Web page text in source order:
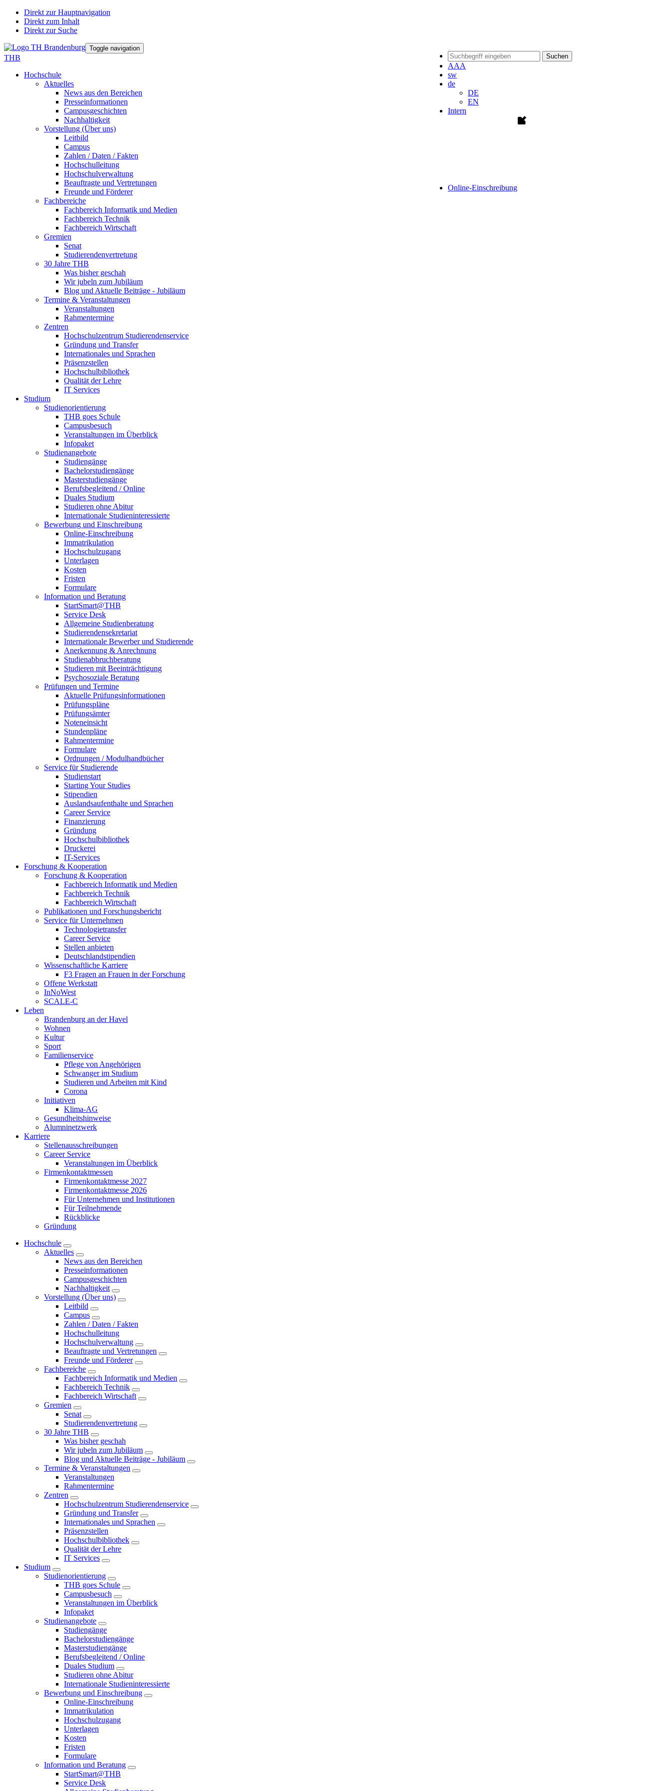
Direkt zur Hauptnavigation
Direkt zum Inhalt
Direkt zur Suche
Suchen
AAA
sw
de
DE
EN
Intern
Online-Einschreibung
Toggle navigation
THB
Hochschule
Aktuelles
News aus den Bereichen
Presseinformationen
Campusgeschichten
Nachhaltigkeit
Vorstellung (Über uns)
Leitbild
Campus
Zahlen / Daten / Fakten
Hochschulleitung
Hochschulverwaltung
Beauftragte und Vertretungen
Freunde und Förderer
Fachbereiche
Fachbereich Informatik und Medien
Fachbereich Technik
Fachbereich Wirtschaft
Gremien
Senat
Studierendenvertretung
30 Jahre THB
Was bisher geschah
Wir jubeln zum Jubiläum
Blog und Aktuelle Beiträge - Jubiläum
Termine & Veranstaltungen
Veranstaltungen
Rahmentermine
Zentren
Hochschulzentrum Studierendenservice
Gründung und Transfer
Internationales und Sprachen
Präsenzstellen
Hochschulbibliothek
Qualität der Lehre
IT Services
Studium
Studienorientierung
THB goes Schule
Campusbesuch
Veranstaltungen im Überblick
Infopaket
Studienangebote
Studiengänge
Bachelorstudiengänge
Masterstudiengänge
Berufsbegleitend / Online
Duales Studium
Studieren ohne Abitur
Internationale Studieninteressierte
Bewerbung und Einschreibung
Online-Einschreibung
Immatrikulation
Hochschulzugang
Unterlagen
Kosten
Fristen
Formulare
Information und Beratung
StartSmart@THB
Service Desk
Allgemeine Studienberatung
Studierendensekretariat
Internationale Bewerber und Studierende
Anerkennung & Anrechnung
Studienabbruchberatung
Studieren mit Beeinträchtigung
Psychosoziale Beratung
Prüfungen und Termine
Aktuelle Prüfungsinformationen
Prüfungspläne
Prüfungsämter
Noteneinsicht
Stundenpläne
Rahmentermine
Formulare
Ordnungen / Modulhandbücher
Service für Studierende
Studienstart
Starting Your Studies
Stipendien
Auslandsaufenthalte und Sprachen
Career Service
Finanzierung
Gründung
Hochschulbibliothek
Druckerei
IT-Services
Forschung & Kooperation
Forschung & Kooperation
Fachbereich Informatik und Medien
Fachbereich Technik
Fachbereich Wirtschaft
Publikationen und Forschungsbericht
Service für Unternehmen
Technologietransfer
Career Service
Stellen anbieten
Deutschlandstipendien
Wissenschaftliche Karriere
F3 Fragen an Frauen in der Forschung
Offene Werkstatt
InNoWest
SCALE-C
Leben
Brandenburg an der Havel
Wohnen
Kultur
Sport
Familienservice
Pflege von Angehörigen
Schwanger im Studium
Studieren und Arbeiten mit Kind
Corona
Initiativen
Klima-AG
Gesundheitshinweise
Alumninetzwerk
Karriere
Stellenausschreibungen
Career Service
Veranstaltungen im Überblick
Firmenkontaktmessen
Firmenkontaktmesse 2027
Firmenkontaktmesse 2026
Für Unternehmen und Institutionen
Für Teilnehmende
Rückblicke
Gründung
Hochschule
Aktuelles
News aus den Bereichen
Presseinformationen
Campusgeschichten
Nachhaltigkeit
Vorstellung (Über uns)
Leitbild
Campus
Zahlen / Daten / Fakten
Hochschulleitung
Hochschulverwaltung
Beauftragte und Vertretungen
Freunde und Förderer
Fachbereiche
Fachbereich Informatik und Medien
Fachbereich Technik
Fachbereich Wirtschaft
Gremien
Senat
Studierendenvertretung
30 Jahre THB
Was bisher geschah
Wir jubeln zum Jubiläum
Blog und Aktuelle Beiträge - Jubiläum
Termine & Veranstaltungen
Veranstaltungen
Rahmentermine
Zentren
Hochschulzentrum Studierendenservice
Gründung und Transfer
Internationales und Sprachen
Präsenzstellen
Hochschulbibliothek
Qualität der Lehre
IT Services
Studium
Studienorientierung
THB goes Schule
Campusbesuch
Veranstaltungen im Überblick
Infopaket
Studienangebote
Studiengänge
Bachelorstudiengänge
Masterstudiengänge
Berufsbegleitend / Online
Duales Studium
Studieren ohne Abitur
Internationale Studieninteressierte
Bewerbung und Einschreibung
Online-Einschreibung
Immatrikulation
Hochschulzugang
Unterlagen
Kosten
Fristen
Formulare
Information und Beratung
StartSmart@THB
Service Desk